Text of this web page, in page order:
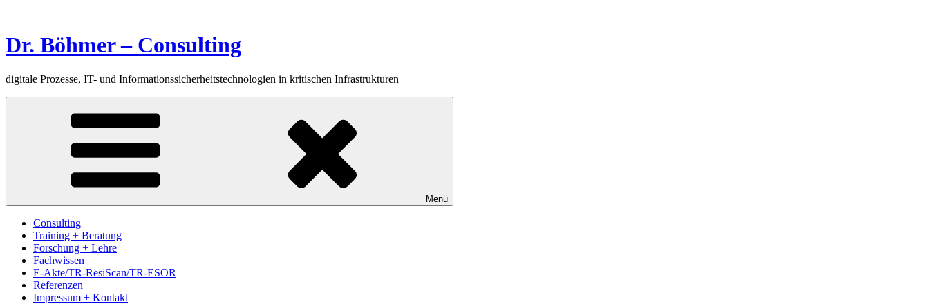
springen
Dr. Böhmer – Consulting
digitale Prozesse, IT- und Informationssicherheitstechnologien in kritischen Infrastrukturen
Menü
Consulting
Training + Beratung
Forschung + Lehre
Fachwissen
E-Akte/TR-ResiScan/TR-ESOR
Referenzen
Impressum + Kontakt